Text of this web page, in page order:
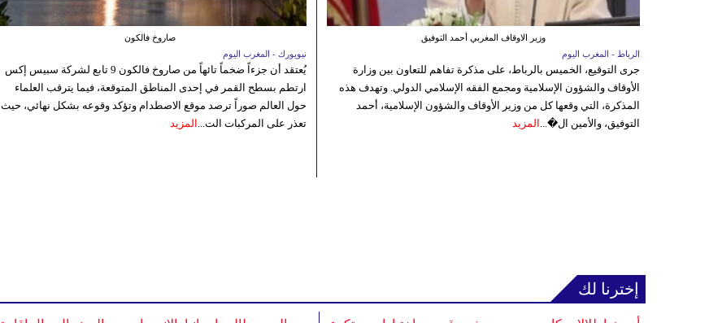
صاروخ فالكون
نيويورك - المغرب اليوم
يُعتقد أن جزءاً ضخماً تائهاً من صاروخ فالكون 9 تابع لشركة سبيس إكس
ارتطم بسطح القمر في إحدى المناطق المتوقعة، فيما يترقب العلماء
حول العالم صوراً ترصد موقع الاصطدام وتؤكد وقوعه بشكل نهائي، حيث
تعذر على المركبات الت... المزيد
وزير الاوقاف المغربي أحمد التوفيق
الرباط - المغرب اليوم
جرى التوقيع، الخميس بالرباط، على مذكرة تفاهم للتعاون بين وزارة
الأوقاف والشؤون الإسلامية ومجمع الفقه الإسلامي الدولي. وتهدف هذه
المذكرة، التي وقعها كل من وزير الأوقاف والشؤون الإسلامية، أحمد
التوفيق، والأمين ال�... المزيد
إخترنا لك